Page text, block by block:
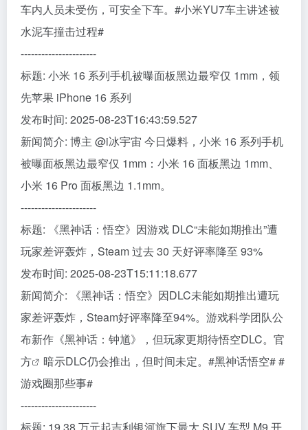
车内人员未受伤，可安全下车。#小米YU7车主讲述被
水泥车撞击过程#
----------------------
标题: 小米 16 系列手机被曝面板黑边最窄仅 1mm，领
先苹果 iPhone 16 系列
发布时间: 2025-08-23T16:43:59.527
新闻简介: 博主 @i冰宇宙 今日爆料，小米 16 系列手机
被曝面板黑边最窄仅 1mm：小米 16 面板黑边 1mm、
小米 16 Pro 面板黑边 1.1mm。
----------------------
标题: 《黑神话：悟空》因游戏 DLC“未能如期推出”遭
玩家差评轰炸，Steam 过去 30 天好评率降至 93%
发布时间: 2025-08-23T15:11:18.677
新闻简介: 《黑神话：悟空》因DLC未能如期推出遭玩
家差评轰炸，Steam好评率降至94%。游戏科学团队公
布新作《黑神话：钟馗》，但玩家更期待悟空DLC。 官
方
暗示DLC仍会推出，但时间未定。#黑神话悟空# #
游戏圈那些事#
----------------------
标题: 19.38 万元起吉利银河旗下最大 SUV 车型 M9 开